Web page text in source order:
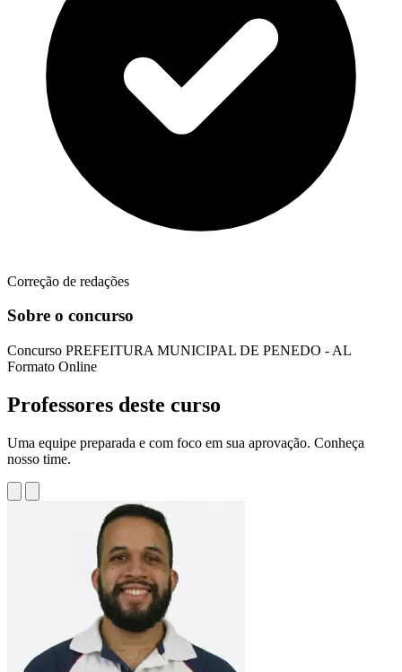
Correção de redações
Sobre o concurso
Concurso PREFEITURA MUNICIPAL DE PENEDO - AL
Formato Online
Professores deste curso
Uma equipe preparada e com foco em sua aprovação. Conheça
nosso time.